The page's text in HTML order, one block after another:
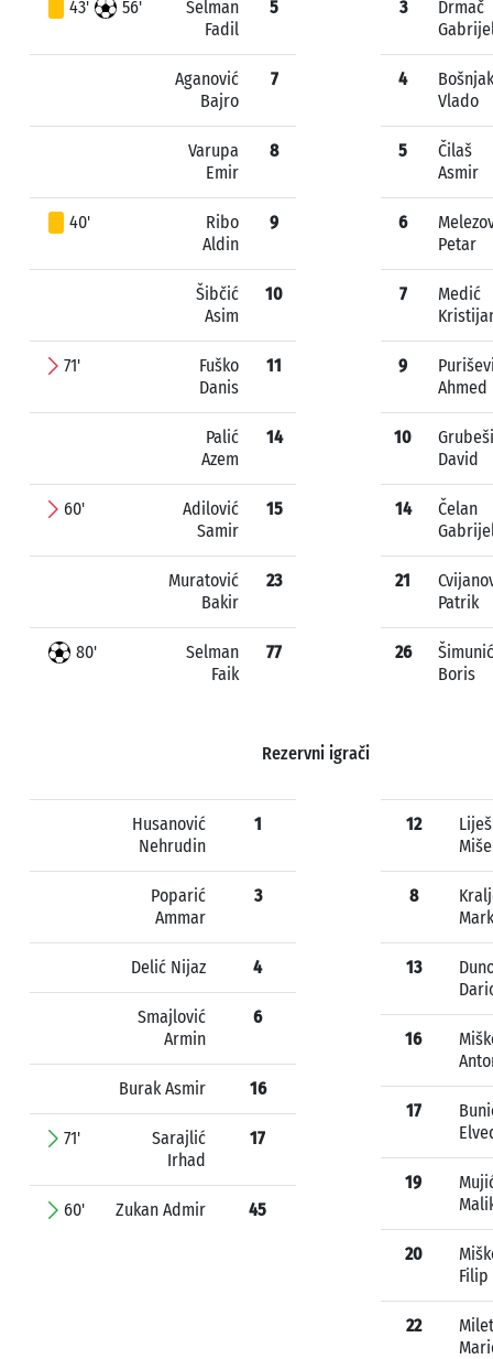
43' 56'
Selman
Fadil
5
Aganović
Bajro
7
Varupa
Emir
8
40'
Ribo
Aldin
9
Šibčić
Asim
10
71'
Fuško
Danis
11
Palić
Azem
14
60'
Adilović
Samir
15
Muratović
Bakir
23
80'
Selman
Faik
77
3
Drmač
4
Bošnjak
Vlado
5
Čilaš
Asmir
6
Petar
7
Medić
9
Ahmed
10
David
14
Čelan
21
Patrik
26
Šimunić
Boris
Rezervni igrači
Husanović
Nehrudin
1
Poparić
Ammar
3
Delić Nijaz 4
Smajlović
Armin
6
Burak Asmir 16
71'
Sarajlić
Irhad
17
60' Zukan Admir 45
12
8
13
16
17
19
20
Filip
22